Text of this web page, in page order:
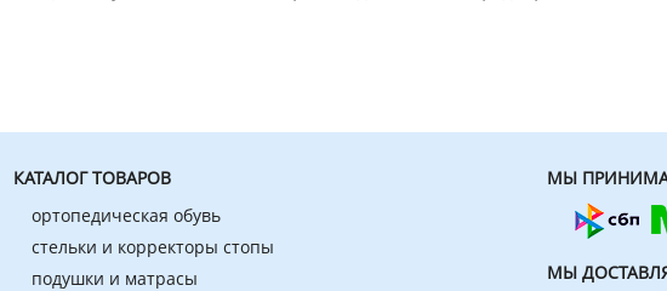
КАТАЛОГ ТОВАРОВ
ортопедическая обувь
стельки и корректоры стопы
подушки и матрасы
МЫ
МЫ